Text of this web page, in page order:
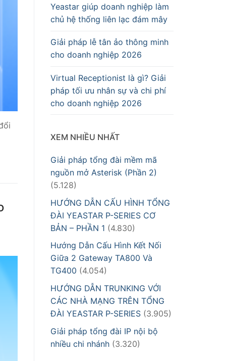
Yeastar giúp doanh nghiệp làm
chủ hệ thống liên lạc đám mây
Giải pháp lễ tân ảo thông minh
cho doanh nghiệp 2026
Virtual Receptionist là gì? Giải
pháp tối ưu nhân sự và chi phí
cho doanh nghiệp 2026
XEM NHIỀU NHẤT
Giải pháp tổng đài mềm mã
nguồn mở Asterisk (Phần 2)
(5.128)
HƯỚNG DẪN CẤU HÌNH TỔNG
ĐÀI YEASTAR P-SERIES CƠ
BẢN – PHẦN 1 (4.830)
Hướng Dẫn Cấu Hình Kết Nối
Giữa 2 Gateway TA800 Và
TG400 (4.054)
HƯỚNG DẪN TRUNKING VỚI
CÁC NHÀ MẠNG TRÊN TỔNG
ĐÀI YEASTAR P-SERIES (3.905)
Giải pháp tổng đài IP nội bộ
nhiều chi nhánh (3.320)